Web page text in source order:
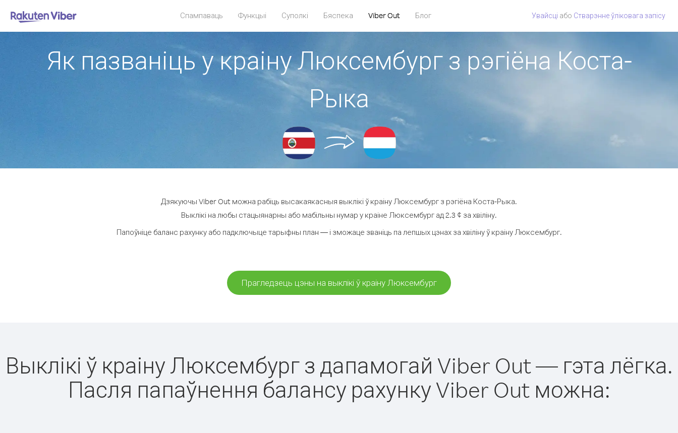
Спампаваць Функцыі Суполкі Бяспека Viber Out Блог Увайсці або Стварэнне ўліковага запісу
Як пазваніць у краіну Люксембург з рэгіёна Коста-
Рыка
Дзякуючы Viber Out можна рабіць высакаякасныя выклікі ў краіну Люксембург з рэгіёна Коста-Рыка.
Выклікі на любы стацыянарны або мабільны нумар у краіне Люксембург ад 2.3 ¢ за хвіліну.
Папоўніце баланс рахунку або падключыце тарыфны план — і зможаце званіць па лепшых цэнах за хвіліну ў краіну Люксембург.
Прагледзець цэны на выклікі ў краіну Люксембург
Выклікі ў краіну Люксембург з дапамогай Viber Out — гэта лёгка.
Пасля папаўнення балансу рахунку Viber Out можна: